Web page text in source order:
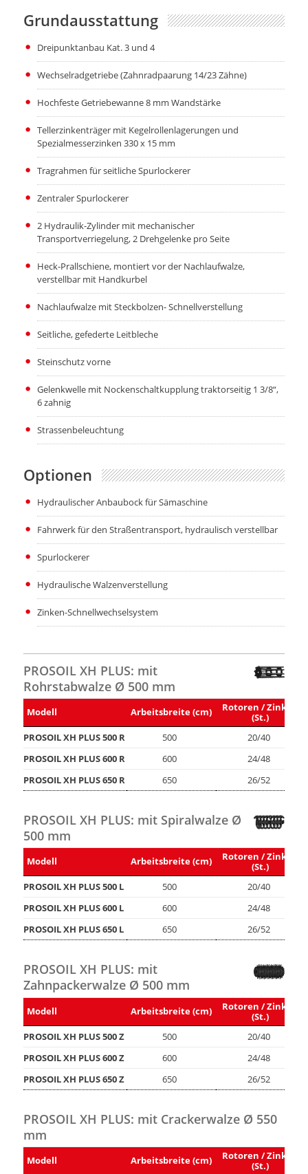
Grundausstattung
Dreipunktanbau Kat. 3 und 4
Wechselradgetriebe (Zahnradpaarung 14/23 Zähne)
Hochfeste Getriebewanne 8 mm Wandstärke
Tellerzinkenträger mit Kegelrollenlagerungen und
Spezialmesserzinken 330 x 15 mm
Tragrahmen für seitliche Spurlockerer
Zentraler Spurlockerer
2 Hydraulik-Zylinder mit mechanischer
Transportverriegelung, 2 Drehgelenke pro Seite
Heck-Prallschiene, montiert vor der Nachlaufwalze,
verstellbar mit Handkurbel
Nachlaufwalze mit Steckbolzen- Schnellverstellung
Seitliche, gefederte Leitbleche
Steinschutz vorne
Gelenkwelle mit Nockenschaltkupplung traktorseitig 1 3/8“,
6 zahnig
Strassenbeleuchtung
Optionen
Hydraulischer Anbaubock für Sämaschine
Fahrwerk für den Straßentransport, hydraulisch verstellbar
Spurlockerer
Hydraulische Walzenverstellung
Zinken-Schnellwechselsystem
PROSOIL XH PLUS: mit
Rohrstabwalze Ø 500 mm
Modell Arbeitsbreite (cm)
Rotoren / Zinken
(St.)
PROSOIL XH PLUS 500 R
500
20/40
PROSOIL XH PLUS 600 R
600
24/48
PROSOIL XH PLUS 650 R
650 26/52
PROSOIL XH PLUS: mit Spiralwalze Ø
500 mm
Modell Arbeitsbreite (cm)
Rotoren / Zinken
(St.)
PROSOIL XH PLUS 500 L
500
20/40
PROSOIL XH PLUS 600 L
600
24/48
PROSOIL XH PLUS 650 L
650 26/52
PROSOIL XH PLUS: mit
Zahnpackerwalze Ø 500 mm
Modell Arbeitsbreite (cm)
Rotoren / Zinken
(St.)
PROSOIL XH PLUS 500 Z
500
20/40
PROSOIL XH PLUS 600 Z
600
24/48
PROSOIL XH PLUS 650 Z
650 26/52
PROSOIL XH PLUS: mit Crackerwalze Ø 550
mm
Modell Arbeitsbreite (cm)
Rotoren / Zinken
(St.)